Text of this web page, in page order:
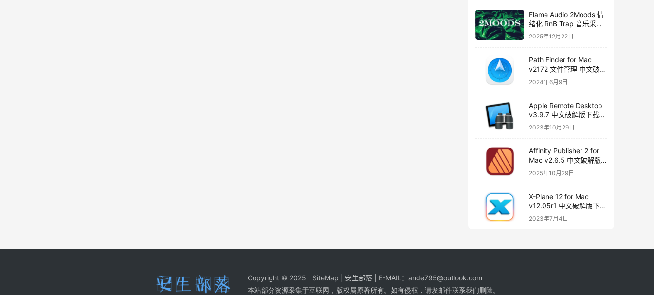
Flame Audio 2Moods 情
绪化 RnB Trap 音乐采样
与分轨套装
2025年12月22日
Path Finder for Mac
v2172 文件管理 中文破解
版下载
2024年6月9日
Apple Remote Desktop
v3.9.7 中文破解版下载
远程桌面
2023年10月29日
Affinity Publisher 2 for
Mac v2.6.5 中文破解版
下载 页面布局和设计
2025年10月29日
X-Plane 12 for Mac
v12.05r1 中文破解版下载
飞行模拟器
2023年7月4日
Copyright © 2025 | SiteMap | 安生部落 | E-MAIL： ande795@outlook.com
本站部分资源采集于互联网，版权属原著所有。如有侵权，请发邮件联系我们删除。